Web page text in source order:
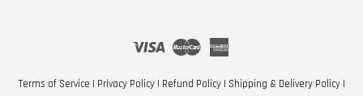
Visa Master
Terms of Service | Privacy Policy| Refund Policy| Shipping & Delivery Policy|